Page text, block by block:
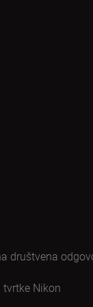
društvena
Nikon